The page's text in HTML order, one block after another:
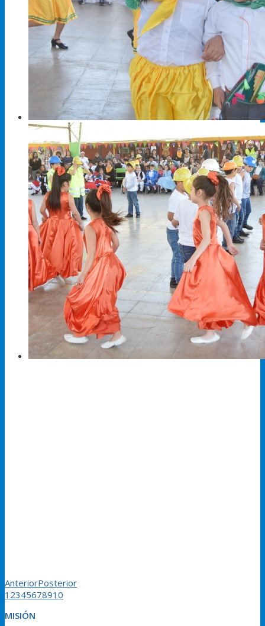
AnteriorPosterior
1 2345678910
MISIÓN